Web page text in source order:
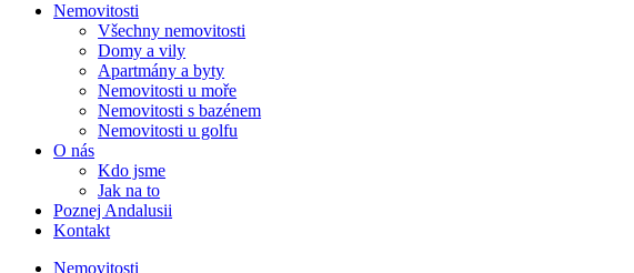
Nemovitosti
Všechny nemovitosti
Domy a vily
Apartmány a byty
Nemovitosti u moře
Nemovitosti s bazénem
Nemovitosti u golfu
O nás
Kdo jsme
Jak na to
Poznej Andalusii
Kontakt
Nemovitosti